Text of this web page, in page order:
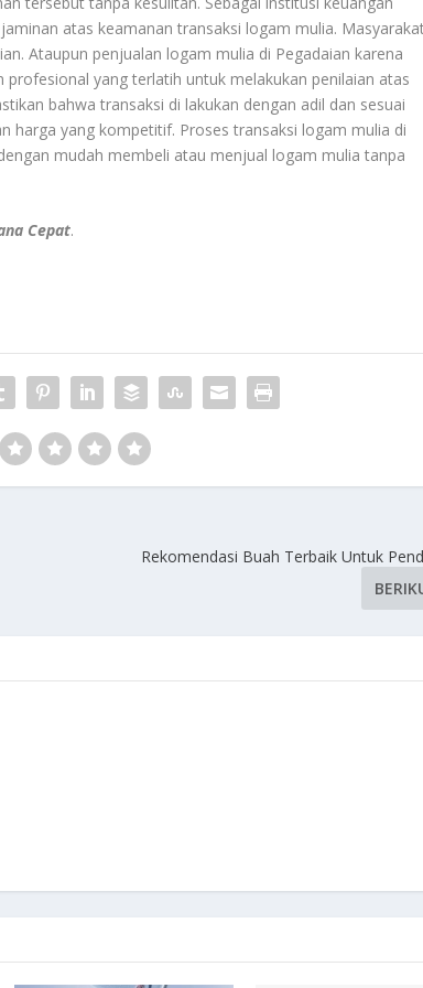
atas keamanan transaksi logam mulia.
Ataupun penjualan logam mulia di Pegadaian karena
yang terlatih untuk melakukan penilaian atas
bahwa transaksi di lakukan dengan adil dan sesuai
harga yang kompetitif. Proses transaksi logam mulia di
mudah membeli atau menjual logam mulia tanpa
Cepat.
Rekomendasi Buah Terbaik Untuk